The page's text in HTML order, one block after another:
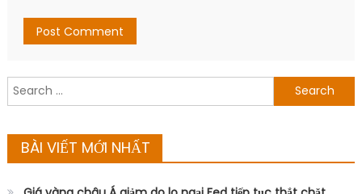
Search
for:
BÀI VIẾT MỚI NHẤT